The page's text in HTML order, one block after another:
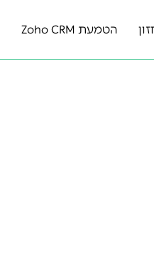
הטמעת Zoho CRM